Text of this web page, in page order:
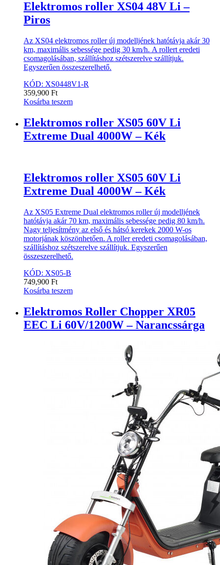
Elektromos roller XS04 48V Li –
Piros
Az XS04 elektromos roller új modelljének hatótávja akár 30
km, maximális sebessége pedig 30 km/h. A rollert eredeti
csomagolásában, szállításhoz szétszerelve szállítjuk.
Egyszerűen összeszerelhető.
KÓD: XS0448V1-R
359,900 Ft
Kosárba teszem
Elektromos roller XS05 60V Li
Extreme Dual 4000W – Kék
Elektromos roller XS05 60V Li
Extreme Dual 4000W – Kék
Az XS05 Extreme Dual elektromos roller új modelljének
hatótávja akár 70 km, maximális sebessége pedig 80 km/h.
Nagy teljesítmény az első és hátsó kerekek 2000 W-os
motorjának köszönhetően. A roller eredeti csomagolásában,
szállításhoz szétszerelve szállítjuk. Egyszerűen
összeszerelhető.
KÓD: XS05-B
749,900 Ft
Kosárba teszem
Elektromos Roller Chopper XR05
EEC Li 60V/1200W – Narancssárga